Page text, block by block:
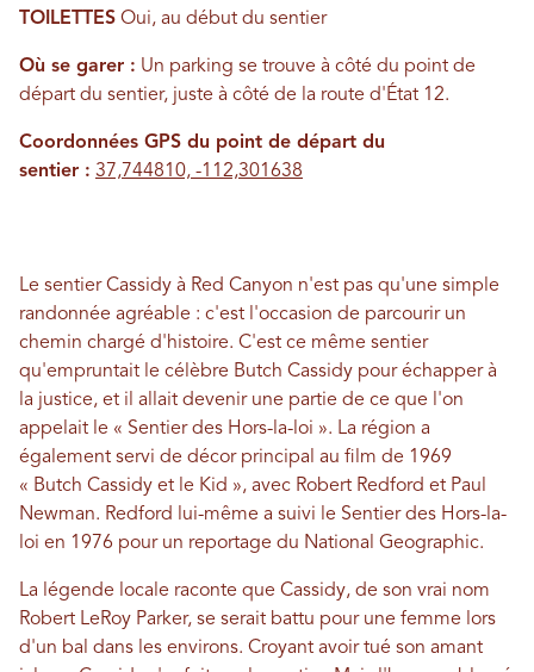
TOILETTES Oui, au début du sentier
Où se garer : Un parking se trouve à côté du point de
départ du sentier, juste à côté de la route d'État 12.
Coordonnées GPS du point de départ du
sentier : 37,744810, -112,301638
Le sentier Cassidy à Red Canyon n'est pas qu'une simple
randonnée agréable : c'est l'occasion de parcourir un
chemin chargé d'histoire. C'est ce même sentier
qu'empruntait le célèbre Butch Cassidy pour échapper à
la justice, et il allait devenir une partie de ce que l'on
appelait le « Sentier des Hors-la-loi ». La région a
également servi de décor principal au film de 1969
« Butch Cassidy et le Kid », avec Robert Redford et Paul
Newman. Redford lui-même a suivi le Sentier des Hors-la-
loi en 1976 pour un reportage du National Geographic.
La légende locale raconte que Cassidy, de son vrai nom
Robert LeRoy Parker, se serait battu pour une femme lors
d'un bal dans les environs. Croyant avoir tué son amant